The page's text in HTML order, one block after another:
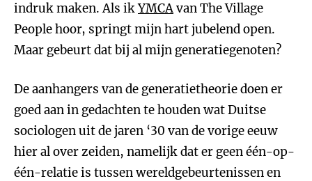
indruk maken. Als ikYMCAvan The Village
People hoor, springt mijn hart jubelend open.
Maar gebeurt dat bij al mijn generatiegenoten?
De aanhangers van de generatietheorie doen er
goed aan in gedachten te houden wat Duitse
sociologen uit de jaren ‘30 van de vorige eeuw
hier al over zeiden, namelijk dat er geen één-op-
één-relatie is tussen wereldgebeurtenissen en